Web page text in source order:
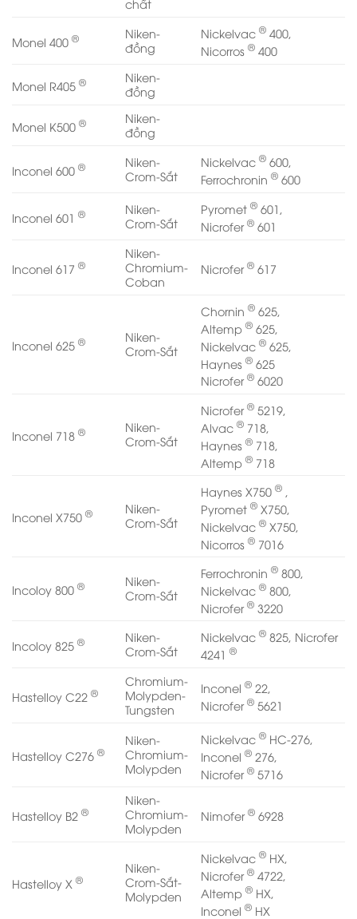
chất
Monel 400 ®
Niken-
đồng
Nickelvac® 400,
Nicorros® 400
Monel R405 ®
Niken-
đồng
Monel K500 ®
Niken-
đồng
Inconel 600 ®
Niken-
Crom-Sắt
Nickelvac® 600,
Ferrochronin® 600
Inconel 601 ®
Niken-
Crom-Sắt
Pyromet® 601,
Nicrofer® 601
Inconel 617 ®
Niken-
Chromium-
Coban
Nicrofer® 617
Inconel 625 ®
Niken-
Crom-Sắt
Chornin® 625,
Altemp® 625,
Nickelvac® 625,
Haynes® 625
Nicrofer® 6020
Inconel 718 ®
Niken-
Crom-Sắt
Nicrofer® 5219,
Alvac® 718,
Haynes® 718,
Altemp® 718
Inconel X750 ®
Niken-
Crom-Sắt
Haynes X750® ,
Pyromet® X750,
Nickelvac® X750,
Nicorros® 7016
Incoloy 800 ®
Niken-
Crom-Sắt
Ferrochronin® 800,
Nickelvac® 800,
Nicrofer® 3220
Incoloy 825 ®
Niken-
Crom-Sắt
Nickelvac® 825, Nicrofer
4241®
Hastelloy C22 ®
Chromium-
Molypden-
Tungsten
Inconel® 22,
Nicrofer® 5621
Hastelloy C276 ®
Niken-
Chromium-
Molypden
Nickelvac® HC-276,
Inconel® 276,
Nicrofer® 5716
Hastelloy B2 ®
Niken-
Chromium-
Molypden
Nimofer® 6928
Hastelloy X ®
Niken-
Crom-Sắt-
Molypden
Nickelvac® HX,
Nicrofer® 4722,
Altemp® HX,
Inconel® HX